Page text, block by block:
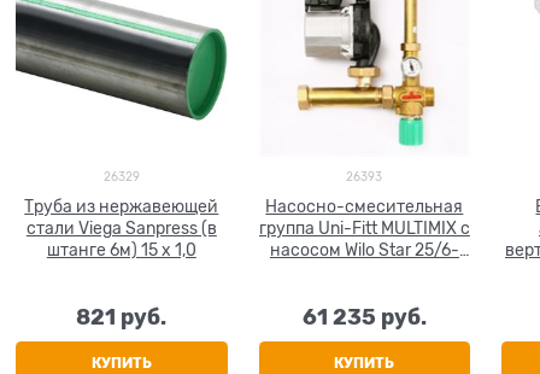
26329
Труба из нержавеющей
стали Viega Sanpress (в
штанге 6м) 15 x 1,0
821 руб.
КУПИТЬ
26393
Насосно-смесительная
группа Uni-Fitt MULTIMIX с
насосом Wilo Star 25/6-
61 235 руб.
КУПИТЬ